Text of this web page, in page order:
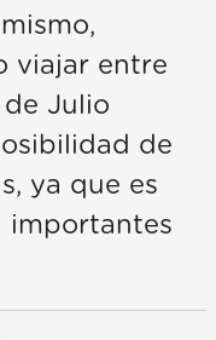
viajar entre
de Julio
de
ya que es
importantes